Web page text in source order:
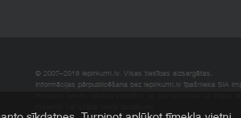
© 2007–2018 Iepirkumi.lv. Visas tiesības aizsargātas.
Informācijas pārpublicēšana bez iepirkumi.lv īpašnieka SIA